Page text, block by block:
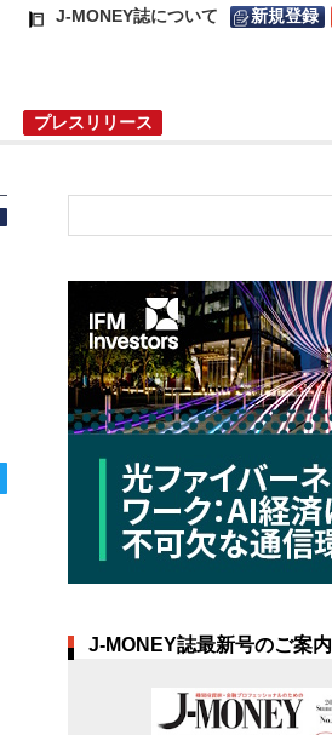
J-MONEY誌について 新規登録
プレスリリース
J-MONEY誌最新号のご案内